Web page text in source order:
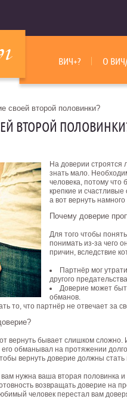
ВИЧ+? О
своей второй половинки?
ВТОРОЙ
На доверии
знать мало.
человека, потому что
крепкие и
а вот вернуть
Почему доверие
Для того чтобы
понимать из-за чего
причин, вследствие
Партнёр мог
другого
Доверие может
обманов.
то, что партнёр не отвечает за
вернуть бывает слишком
обманывал на протяжении
вернуть доверие должны
нужна ваша вторая половинка
возвращать доверие на
человек перестал вам